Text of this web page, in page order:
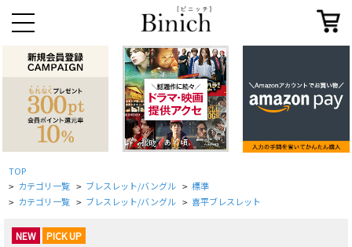
TOP
> カテゴリ一覧 > ブレスレット/バングル > 標準
> カテゴリ一覧 > ブレスレット/バングル > 喜平ブレスレット
NEW
PICK UP